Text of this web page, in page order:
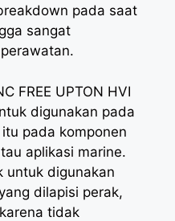
pada saat
sangat
FREE UPTON HVI
digunakan pada
pada komponen
aplikasi marine.
untuk digunakan
dilapisi perak,
tidak